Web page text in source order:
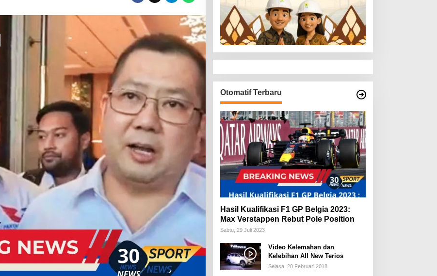
Otomatif Terbaru
Hasil Kualifikasi F1 GP Belgia 2023:
Max Verstappen Rebut Pole Position
Sabtu, 29 Juli 2023
Video Kelemahan dan
Kelebihan All New Terios
Selasa, 20 Februari 2018